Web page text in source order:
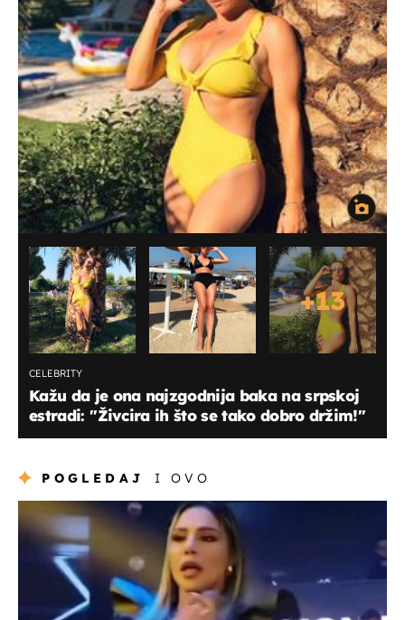
+13
CELEBRITY
Kažu da je ona najzgodnija baka na srpskoj
estradi: ''Živcira ih što se tako dobro držim!''
POGLEDAJ I OVO